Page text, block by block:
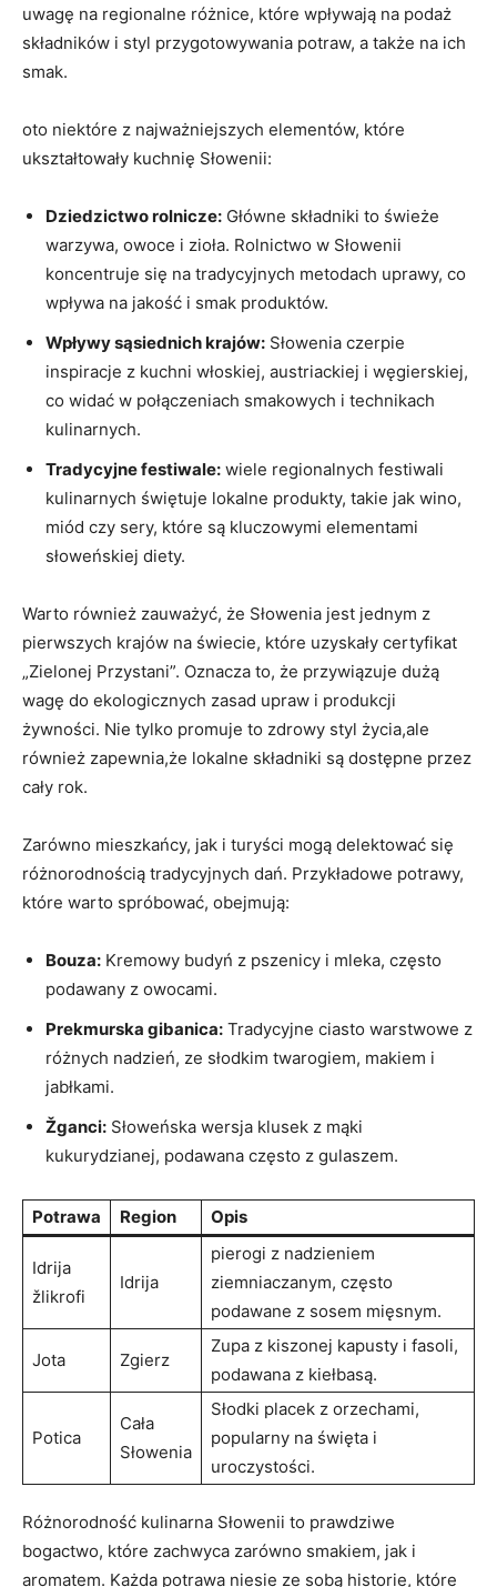
uwagę na regionalne różnice, które wpływają na podaż
składników i styl przygotowywania potraw, a także na ich
smak.
oto niektóre z najważniejszych elementów, które
ukształtowały kuchnię Słowenii:
Dziedzictwo rolnicze: Główne składniki to świeże
warzywa, owoce i zioła. Rolnictwo w Słowenii
koncentruje się na tradycyjnych metodach uprawy, co
wpływa na jakość i smak produktów.
Wpływy sąsiednich krajów: Słowenia czerpie
inspiracje z kuchni włoskiej, austriackiej i węgierskiej,
co widać w połączeniach smakowych i technikach
kulinarnych.
Tradycyjne festiwale: wiele regionalnych festiwali
kulinarnych świętuje lokalne produkty, takie jak wino,
miód czy sery, które są kluczowymi elementami
słoweńskiej diety.
Warto również zauważyć, że Słowenia jest jednym z
pierwszych krajów na świecie, które uzyskały certyfikat
„Zielonej Przystani”. Oznacza to, że przywiązuje dużą
wagę do ekologicznych zasad upraw i produkcji
żywności. Nie tylko promuje to zdrowy styl życia,ale
również zapewnia,że lokalne składniki są dostępne przez
cały rok.
Zarówno mieszkańcy, jak i turyści mogą delektować się
różnorodnością tradycyjnych dań. Przykładowe potrawy,
które warto spróbować, obejmują:
Bouza: Kremowy budyń z pszenicy i mleka, często
podawany z owocami.
Prekmurska gibanica: Tradycyjne ciasto warstwowe z
różnych nadzień, ze słodkim twarogiem, makiem i
jabłkami.
Žganci: Słoweńska wersja klusek z mąki
kukurydzianej, podawana często z gulaszem.
Potrawa Region Opis
Idrija
žlikrofi
Idrija
pierogi z nadzieniem
ziemniaczanym, często
podawane z sosem mięsnym.
Jota Zgierz
Zupa z kiszonej kapusty i fasoli,
podawana z kiełbasą.
Potica
Cała
Słowenia
Słodki placek z orzechami,
popularny na święta i
uroczystości.
Różnorodność kulinarna Słowenii to prawdziwe
bogactwo, które zachwyca zarówno smakiem, jak i
aromatem. Każda potrawa niesie ze sobą historie, które